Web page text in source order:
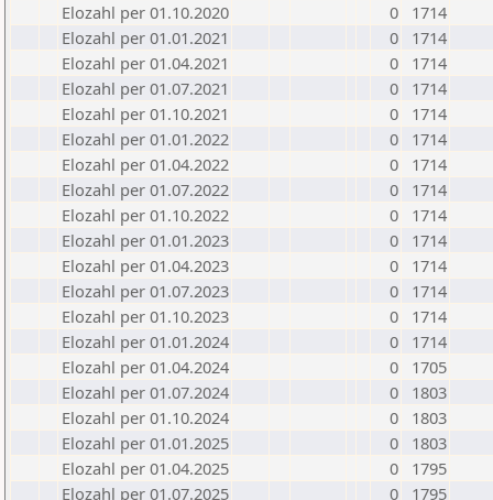
Elozahl per 01.10.2020
0
1714
Elozahl per 01.01.2021
0
1714
Elozahl per 01.04.2021
0
1714
Elozahl per 01.07.2021
0
1714
Elozahl per 01.10.2021
0
1714
Elozahl per 01.01.2022
0
1714
Elozahl per 01.04.2022
0
1714
Elozahl per 01.07.2022
0
1714
Elozahl per 01.10.2022
0
1714
Elozahl per 01.01.2023
0
1714
Elozahl per 01.04.2023
0
1714
Elozahl per 01.07.2023
0
1714
Elozahl per 01.10.2023
0
1714
Elozahl per 01.01.2024
0
1714
Elozahl per 01.04.2024
0
1705
Elozahl per 01.07.2024
0
1803
Elozahl per 01.10.2024
0
1803
Elozahl per 01.01.2025
0
1803
Elozahl per 01.04.2025
0
1795
Elozahl per 01.07.2025
0
1795